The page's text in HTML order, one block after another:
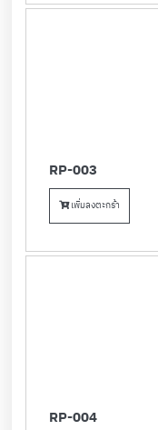
RP-003
เพิ่มลงตะกร้า
RP-004